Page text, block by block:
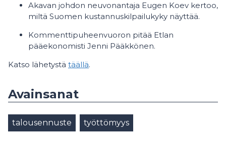
Akavan johdon neuvonantaja Eugen Koev kertoo,
miltä Suomen kustannuskilpailukyky näyttää.
Kommenttipuheenvuoron pitää Etlan
pääekonomisti Jenni Pääkkönen.
Katso lähetystä täällä.
Avainsanat
talousennuste työttömyys